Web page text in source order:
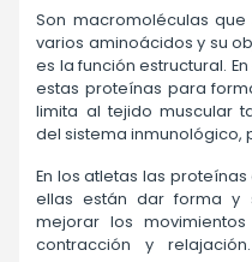
Son macromoléculas
varios aminoácidos y su
es la función estructural.
estas proteínas para
limita al tejido muscular
del sistema inmunológico,
En los atletas las
ellas están dar forma y
mejorar los
contracción y